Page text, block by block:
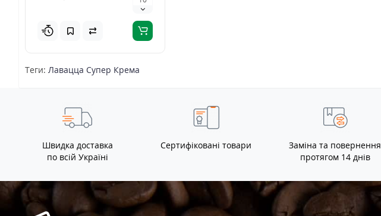
Теги: Лавацца Супер Крема
Швидка доставка
по всій Україні
Сертифіковані товари
Заміна та повернення
протягом 14 днів